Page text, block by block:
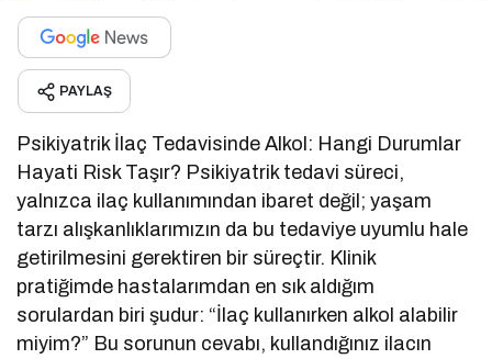
PAYLAŞ
Psikiyatrik İlaç Tedavisinde Alkol: Hangi Durumlar
Hayati Risk Taşır? Psikiyatrik tedavi süreci,
yalnızca ilaç kullanımından ibaret değil; yaşam
tarzı alışkanlıklarımızın da bu tedaviye uyumlu hale
getirilmesini gerektiren bir süreçtir. Klinik
pratiğimde hastalarımdan en sık aldığım
sorulardan biri şudur: “İlaç kullanırken alkol alabilir
miyim?” Bu sorunun cevabı, kullandığınız ilacın